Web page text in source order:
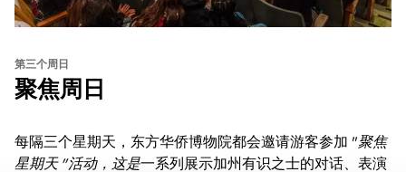
第三个周日
聚焦周日
每隔三个星期天，东方华侨博物院都会邀请游客参加 "聚焦
星期天 "活动，这是一系列展示加州有识之士的对话、表演